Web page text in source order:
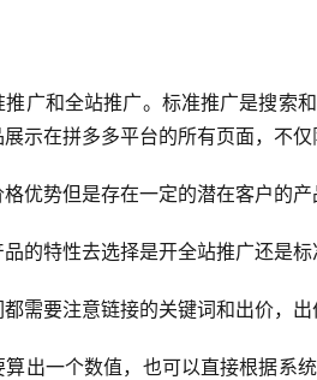
广和全站推广。标准推广是搜索
示在拼多多平台的所有页面，不仅
优势但是存在一定的潜在客户的
的特性去选择是开全站推广还是标
需要注意链接的关键词和出价，出
出一个数值，也可以直接根据系